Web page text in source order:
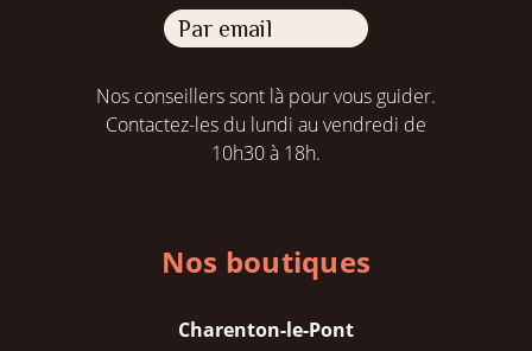
Par email
Nos conseillers sont là pour vous guider.
Contactez-les du lundi au vendredi de
10h30 à 18h.
Nos boutiques
Charenton-le-Pont